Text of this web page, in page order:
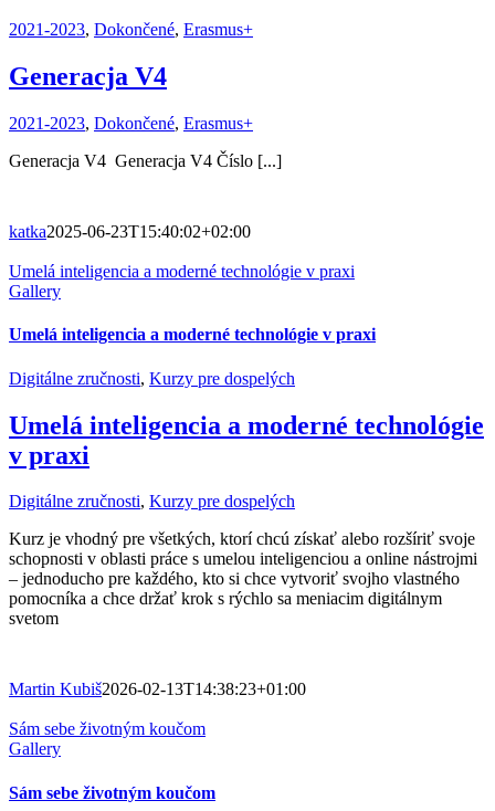
2021-2023, Dokončené, Erasmus+
Generacja V4
2021-2023, Dokončené, Erasmus+
Generacja V4 Generacja V4 Číslo [...]
katka2025-06-23T15:40:02+02:00
Umelá inteligencia a moderné technológie v praxi
Gallery
Umelá inteligencia a moderné technológie v praxi
Digitálne zručnosti, Kurzy pre dospelých
Umelá inteligencia a moderné technológie
v praxi
Digitálne zručnosti, Kurzy pre dospelých
Kurz je vhodný pre všetkých, ktorí chcú získať alebo rozšíriť svoje
schopnosti v oblasti práce s umelou inteligenciou a online nástrojmi
– jednoducho pre každého, kto si chce vytvoriť svojho vlastného
pomocníka a chce držať krok s rýchlo sa meniacim digitálnym
svetom
Martin Kubiš2026-02-13T14:38:23+01:00
Sám sebe životným koučom
Gallery
Sám sebe životným koučom